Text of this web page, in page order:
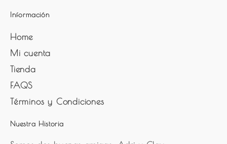
Información
Home
Mi cuenta
Tienda
FAQS
Términos y Condiciones
Nuestra Historia